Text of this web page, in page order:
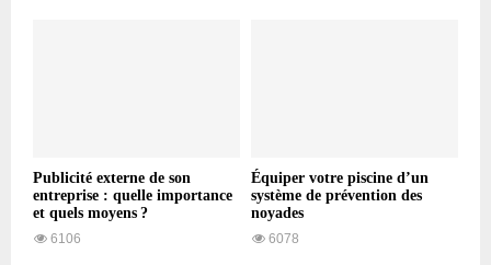
Publicité externe de son
entreprise : quelle importance
et quels moyens ?
6106
Équiper votre piscine d’un
système de prévention des
noyades
6078